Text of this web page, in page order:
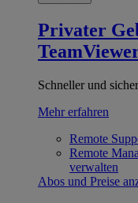
Privater
Schneller und
Mehr erfahren
Remote
Remote
verwalten
Abos und Preise